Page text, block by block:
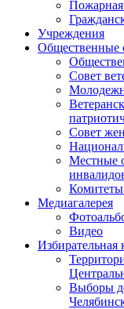
Пожарная
Учреждения
Общественные
Совет
Совет
Местные
Медиагалерея
Видео
Избирательная
Выборы